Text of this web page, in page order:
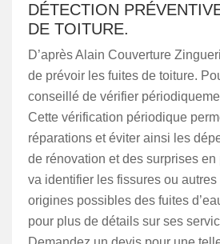
DÉTECTION
DE TOITURE.
D’après Alain Couverture
de prévoir les fuites de toiture.
conseillé de vérifier
Cette vérification périodique
réparations et éviter ainsi les
de rénovation et des surprises en
va identifier les fissures ou
origines possibles des fuites
pour plus de détails sur ses